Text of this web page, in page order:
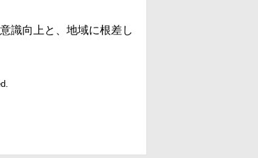
識向上と、地域に根差し